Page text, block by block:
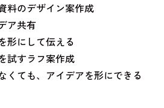
料のデザイン案作成
ア共有
形にして伝える
試すラフ案作成
くても、アイデアを形にできる